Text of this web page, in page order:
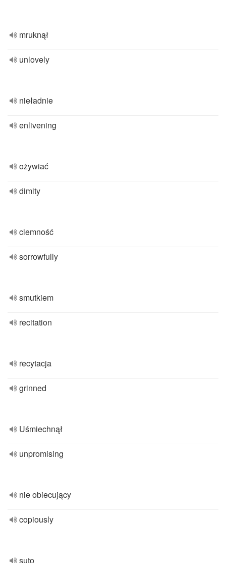
mruknął
unlovely
nieładnie
enlivening
ożywiać
dimity
ciemność
sorrowfully
smutkiem
recitation
recytacja
grinned
Uśmiechnął
unpromising
nie obiecujący
copiously
suto